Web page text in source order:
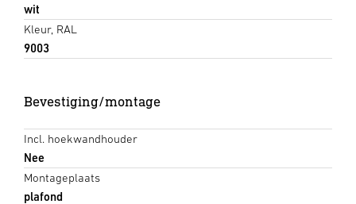
wit
Kleur, RAL
9003
Bevestiging/montage
Incl. hoekwandhouder
Nee
Montageplaats
plafond